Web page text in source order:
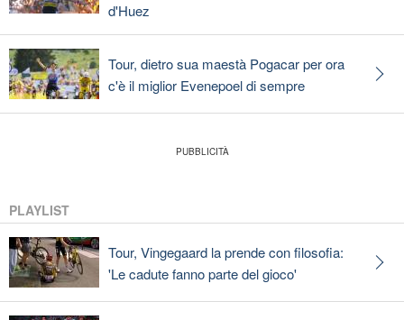
d'Huez
Tour, dietro sua maestà Pogacar per ora
c'è il miglior Evenepoel di sempre
PLAYLIST
Tour, Vingegaard la prende con filosofia:
'Le cadute fanno parte del gioco'